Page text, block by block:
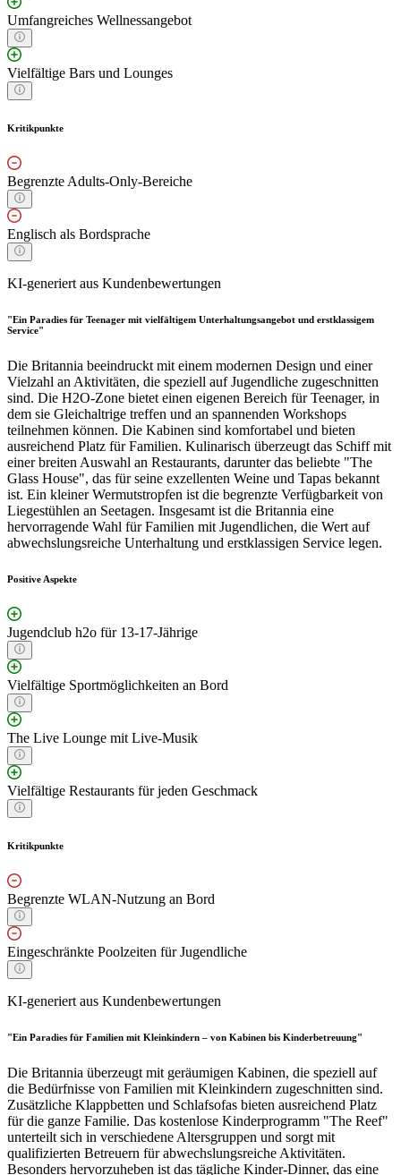
Umfangreiches Wellnessangebot
Vielfältige Bars und Lounges
Kritikpunkte
Begrenzte Adults-Only-Bereiche
Englisch als Bordsprache
KI-generiert aus Kundenbewertungen
"Ein Paradies für Teenager mit vielfältigem Unterhaltungsangebot und erstklassigem
Service"
Die Britannia beeindruckt mit einem modernen Design und einer
Vielzahl an Aktivitäten, die speziell auf Jugendliche zugeschnitten
sind. Die H2O-Zone bietet einen eigenen Bereich für Teenager, in
dem sie Gleichaltrige treffen und an spannenden Workshops
teilnehmen können. Die Kabinen sind komfortabel und bieten
ausreichend Platz für Familien. Kulinarisch überzeugt das Schiff mit
einer breiten Auswahl an Restaurants, darunter das beliebte "The
Glass House", das für seine exzellenten Weine und Tapas bekannt
ist. Ein kleiner Wermutstropfen ist die begrenzte Verfügbarkeit von
Liegestühlen an Seetagen. Insgesamt ist die Britannia eine
hervorragende Wahl für Familien mit Jugendlichen, die Wert auf
abwechslungsreiche Unterhaltung und erstklassigen Service legen.
Positive Aspekte
Jugendclub h2o für 13-17-Jährige
Vielfältige Sportmöglichkeiten an Bord
The Live Lounge mit Live-Musik
Vielfältige Restaurants für jeden Geschmack
Kritikpunkte
Begrenzte WLAN-Nutzung an Bord
Eingeschränkte Poolzeiten für Jugendliche
KI-generiert aus Kundenbewertungen
"Ein Paradies für Familien mit Kleinkindern – von Kabinen bis Kinderbetreuung"
Die Britannia überzeugt mit geräumigen Kabinen, die speziell auf
die Bedürfnisse von Familien mit Kleinkindern zugeschnitten sind.
Zusätzliche Klappbetten und Schlafsofas bieten ausreichend Platz
für die ganze Familie. Das kostenlose Kinderprogramm "The Reef"
unterteilt sich in verschiedene Altersgruppen und sorgt mit
qualifizierten Betreuern für abwechslungsreiche Aktivitäten.
Besonders hervorzuheben ist das tägliche Kinder-Dinner, das eine